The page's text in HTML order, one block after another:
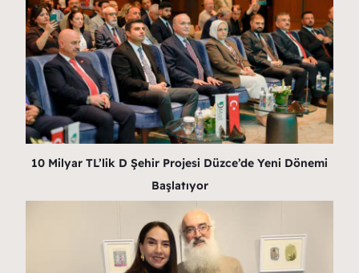
10 Milyar TL’lik D Şehir Projesi Düzce’de Yeni Dönemi
Başlatıyor